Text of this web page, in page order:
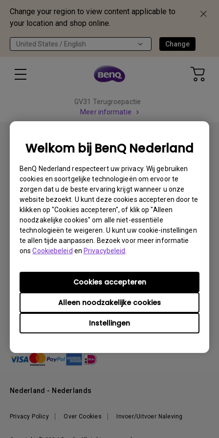
Change your region to view content applicable to
your location and shop online.
United States / English Change
Welkom bij BenQ Nederland
BenQ Nederland respecteert uw privacy. Wij gebruiken
cookies en soortgelijke technologieën om ervoor te
zorgen dat u de beste ervaring krijgt wanneer u onze
website bezoekt. U kunt deze cookies accepteren door te
klikken op "Cookies accepteren", of klik op "Alleen
noodzakelijke cookies" om alle niet-essentiële
technologieën te weigeren. U kunt uw cookie-instellingen
te allen tijde aanpassen. Bezoek voor meer informatie
onsCookiebeleid enPrivacybeleid
Instellingen
Alleen noodzakelijke cookies
Cookies accepteren
GV31 Terugroepactie
Meer informatie
Schrijf je in
Producten
Projectoren
Monitoren
Oplossingen
Business
Download Search
BenQ Shop - FAQ
BenQ Shop - Algemene Voorwaarden
Acties & Deals
Evenementen & Promoties
BenQ Ambassadeurs
Management
Nieuws
Werken bij BenQ
Privacy Policy Over Cookies Invoer/Uitvoer Naleving
Nederland - Nederlands